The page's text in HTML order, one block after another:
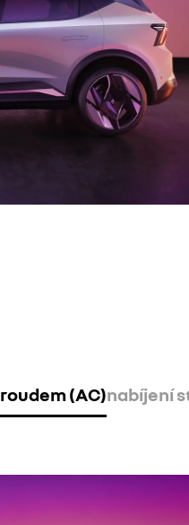
(AC)nabíjení